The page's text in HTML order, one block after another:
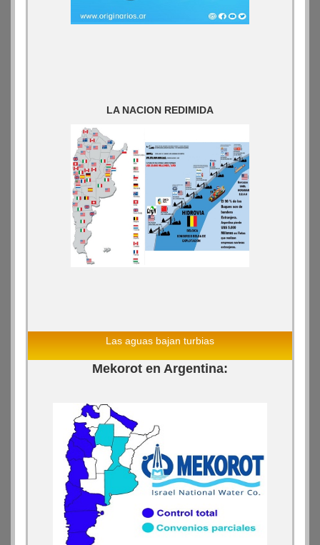
LA NACION REDIMIDA
Las aguas bajan turbias
Mekorot en Argentina: